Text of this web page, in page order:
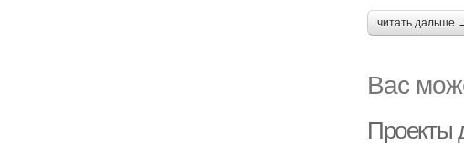
читать дальше
Вас
Проекты